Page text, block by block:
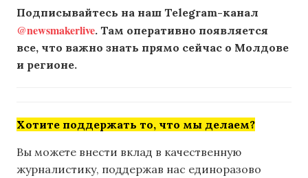
Подписывайтесь на наш Telegram-канал
@newsmakerlive. Там оперативно появляется
все, что важно знать прямо сейчас о Молдове
и регионе.
Хотите поддержать то, что мы делаем?
Вы можете внести вклад в качественную
журналистику, поддержав нас единоразово